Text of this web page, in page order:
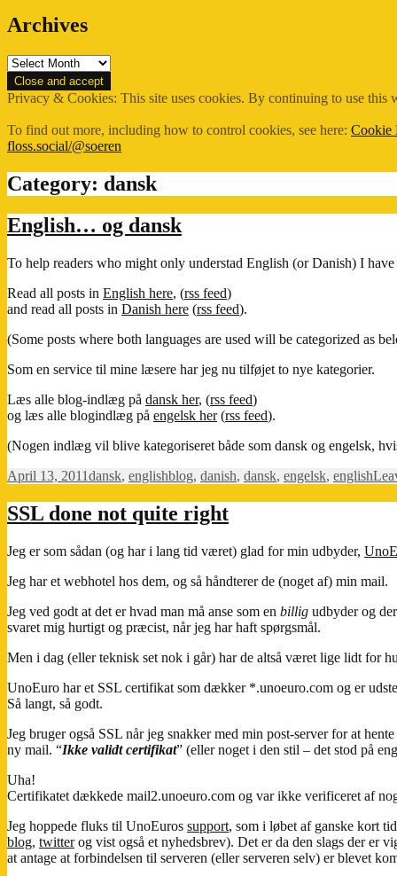
Archives
Archives
Privacy & Cookies: This site uses cookies. By continuing to use this
To find out more, including how to control cookies, see here: Cookie
floss.social/@soeren
Category: dansk
English… og dansk
To help readers who might only understad English (or Danish) I
Read all posts in English here, (rss feed)
and read all posts in Danish here (rss feed).
(Some posts where both languages are used will be categorized as
Som en service til mine læsere har jeg nu tilføjet to nye kategorier.
Læs alle blog-indlæg på dansk her, (rss feed)
og læs alle blogindlæg på engelsk her(rss feed).
(Nogen indlæg vil blive kategoriseret både som dansk og engelsk,
Posted
April 13, 2011Categories
dansk, englishTags
blog, danish, dansk, engelsk, english
SSL done not quite right
Jeg er som sådan (og har i lang tid været) glad for min udbyder,
Jeg har et webhotel hos dem, og så håndterer de (noget af) min mail.
Jeg ved godt at det er hvad man må anse som en billig udbyder og
svaret mig hurtigt og præcist, når jeg har haft spørgsmål.
Men i dag (eller teknisk set nok i går) har de altså været lige lidt for
UnoEuro har et SSL certifikat som dækker *.unoeuro.com og er
Så langt, så godt.
Jeg bruger også SSL når jeg snakker med min post-server for at
ny mail. “Ikke validt certifikat” (eller noget i den stil – det stod på
Uha!
Certifikatet dækkede mail2.unoeuro.com og var ikke verificeret af
Jeg hoppede fluks til UnoEuros support, som i løbet af ganske kort
blog, twitterog vist også et nyhedsbrev). Det er da den slags der er
at antage at forbindelsen til serveren (eller serveren selv) er blevet